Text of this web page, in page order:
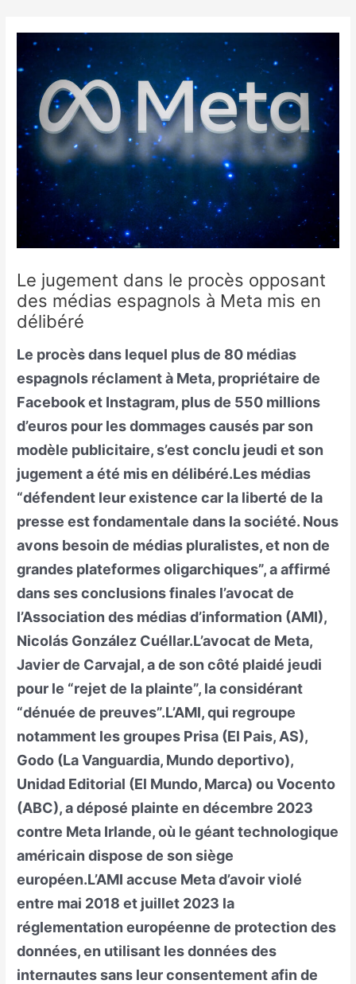
content
Le jugement dans le procès opposant
des médias espagnols à Meta mis en
délibéré
Le procès dans lequel plus de 80 médias
espagnols réclament à Meta, propriétaire de
Facebook et Instagram, plus de 550 millions
d’euros pour les dommages causés par son
modèle publicitaire, s’est conclu jeudi et son
jugement a été mis en délibéré.Les médias
“défendent leur existence car la liberté de la
presse est fondamentale dans la société. Nous
avons besoin de médias pluralistes, et non de
grandes plateformes oligarchiques”, a affirmé
dans ses conclusions finales l’avocat de
l’Association des médias d’information (AMI),
Nicolás González Cuéllar.L’avocat de Meta,
Javier de Carvajal, a de son côté plaidé jeudi
pour le “rejet de la plainte”, la considérant
“dénuée de preuves”.L’AMI, qui regroupe
notamment les groupes Prisa (El Pais, AS),
Godo (La Vanguardia, Mundo deportivo),
Unidad Editorial (El Mundo, Marca) ou Vocento
(ABC), a déposé plainte en décembre 2023
contre Meta Irlande, où le géant technologique
américain dispose de son siège
européen.L’AMI accuse Meta d’avoir violé
entre mai 2018 et juillet 2023 la
réglementation européenne de protection des
données, en utilisant les données des
internautes sans leur consentement afin de